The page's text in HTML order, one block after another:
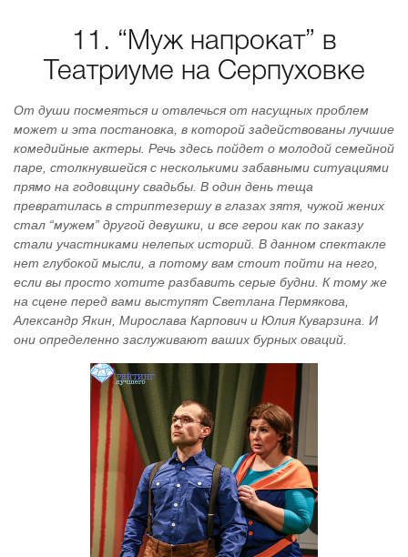
11. “Муж напрокат” в
Театриуме на Серпуховке
От души посмеяться и отвлечься от насущных проблем
может и эта постановка, в которой задействованы лучшие
комедийные актеры. Речь здесь пойдет о молодой семейной
паре, столкнувшейся с несколькими забавными ситуациями
прямо на годовщину свадьбы. В один день теща
превратилась в стриптезершу в глазах зятя, чужой жених
стал “мужем” другой девушки, и все герои как по заказу
стали участниками нелепых историй. В данном спектакле
нет глубокой мысли, а потому вам стоит пойти на него,
если вы просто хотите разбавить серые будни. К тому же
на сцене перед вами выступят Светлана Пермякова,
Александр Якин, Мирослава Карпович и Юлия Куварзина. И
они определенно заслуживают ваших бурных оваций.